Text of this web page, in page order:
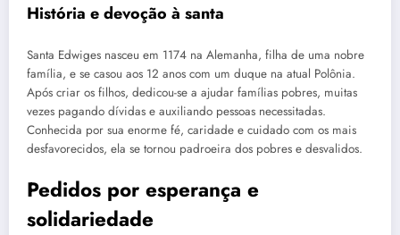
História e devoção à santa
Santa Edwiges nasceu em 1174 na Alemanha, filha de uma nobre
família, e se casou aos 12 anos com um duque na atual Polônia.
Após criar os filhos, dedicou-se a ajudar famílias pobres, muitas
vezes pagando dívidas e auxiliando pessoas necessitadas.
Conhecida por sua enorme fé, caridade e cuidado com os mais
desfavorecidos, ela se tornou padroeira dos pobres e desvalidos.
Pedidos por esperança e
solidariedade